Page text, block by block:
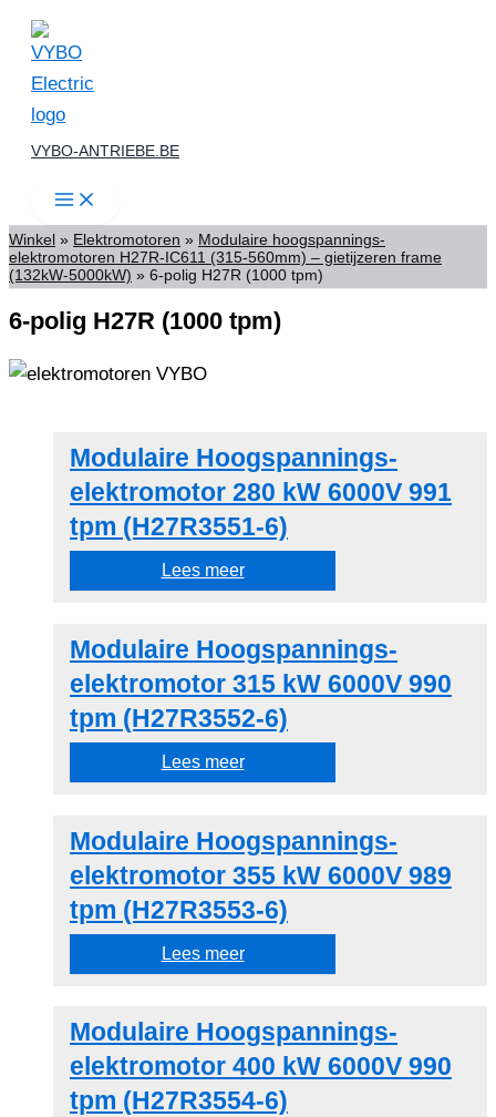
Spring
naar
inhoud
VYBO-ANTRIEBE.BE
Winkel » Elektromotoren » Modulaire hoogspannings-
elektromotoren H27R-IC611 (315-560mm) – gietijzeren frame
(132kW-5000kW) » 6-polig H27R (1000 tpm)
6-polig H27R (1000 tpm)
Modulaire Hoogspannings-
elektromotor 280 kW 6000V 991
tpm (H27R3551-6)
Lees meer
Modulaire Hoogspannings-
elektromotor 315 kW 6000V 990
tpm (H27R3552-6)
Lees meer
Modulaire Hoogspannings-
elektromotor 355 kW 6000V 989
tpm (H27R3553-6)
Lees meer
Modulaire Hoogspannings-
elektromotor 400 kW 6000V 990
tpm (H27R3554-6)